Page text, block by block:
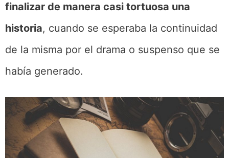
finalizar de manera casi tortuosa una
historia, cuando se esperaba la continuidad
de la misma por el drama o suspenso que se
había generado.